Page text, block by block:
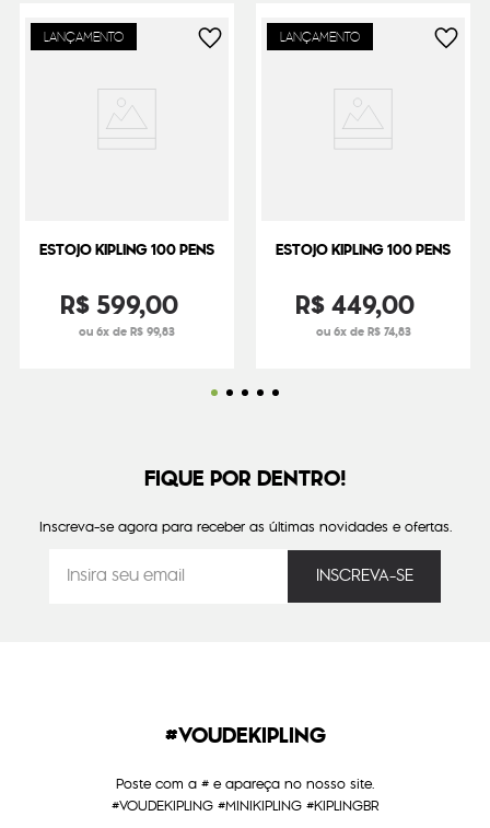
LANÇAMENTO
ESTOJO KIPLING 100 PENS
R$599,00
ou 6x de R$ 99,83
LANÇAMENTO
ESTOJO KIPLING 100 PENS
R$449,00
ou 6x de R$ 74,83
FIQUE POR DENTRO!
Inscreva-se agora para receber as últimas novidades e ofertas.
#VOUDEKIPLING
Poste com a # e apareça no nosso site.
#VOUDEKIPLING #MINIKIPLING #KIPLINGBR